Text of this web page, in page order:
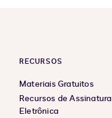
RECURSOS
Materiais Gratuitos
Recursos de Assinatura
Eletrônica